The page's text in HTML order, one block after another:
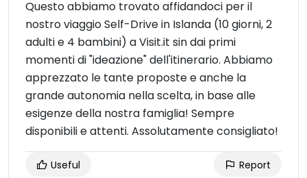
Questo abbiamo trovato affidandoci per il
nostro viaggio Self-Drive in Islanda (10 giorni, 2
adulti e 4 bambini) a Visit.it sin dai primi
momenti di "ideazione" dell'itinerario. Abbiamo
apprezzato le tante proposte e anche la
grande autonomia nella scelta, in base alle
esigenze della nostra famiglia! Sempre
disponibili e attenti. Assolutamente consigliato!
Useful Report